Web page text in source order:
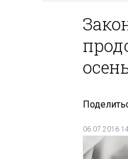
06.07.2016